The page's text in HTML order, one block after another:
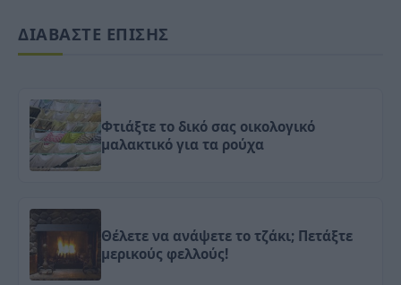
ΔΙΑΒΑΣΤΕ ΕΠΙΣΗΣ
Φτιάξτε το δικό σας οικολογικό
μαλακτικό για τα ρούχα
Θέλετε να ανάψετε το τζάκι; Πετάξτε
μερικούς φελλούς!